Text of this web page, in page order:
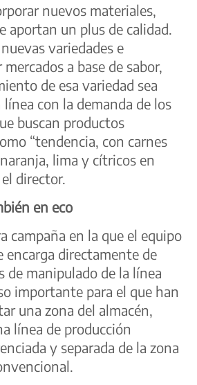
nuevos materiales,
aportan un plus de calidad.
variedades e
a base de sabor,
de esa variedad sea
línea con la demanda de los
buscan productos
“tendencia, con carnes
lima y cítricos en
director.
en eco
campaña en la que el equipo
encarga directamente de
de manipulado de la línea
importante para el que han
una zona del almacén,
línea de producción
y separada de la zona